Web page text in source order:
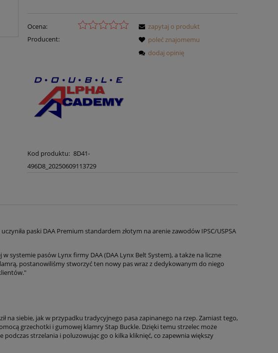
Ocena:
Producent:
Kod produktu: 8D41-
496D8_20250609113729
zapytaj o produkt
poleć znajomemu
dodaj opinię
paski DAA Premium standardem złotym na arenie zawodów IPSC/USPSA
systemie pasów Lynx firmy DAA (DAA Lynx Belt System), a także na liczne
postanowiliśmy stworzyć ten nowy pas wraz z dedykowanym do niego
na siebie, jak w przypadku tradycyjnego pasa zapinanego na rzep. Zamiast tego,
grzechotki i gumowej klamry Stap Buckle. Dzięki temu strzelec może
strzelania i poluzowując go o kilka kliknięć, co zapewnia większy